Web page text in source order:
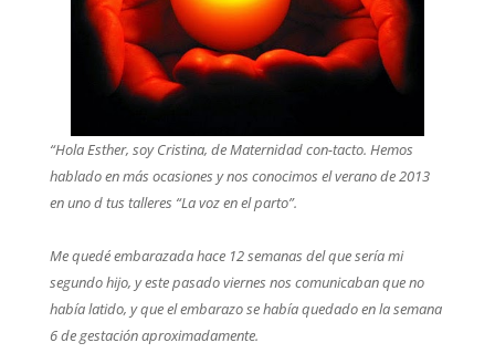
“Hola Esther, soy Cristina, de Maternidad con-tacto. Hemos
hablado en más ocasiones y nos conocimos el verano de 2013
en uno d tus talleres “La voz en el parto”.
Me quedé embarazada hace 12 semanas del que sería mi
segundo hijo, y este pasado viernes nos comunicaban que no
había latido, y que el embarazo se había quedado en la semana
6 de gestación aproximadamente.